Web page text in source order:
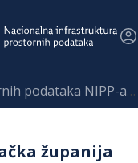
podataka NIPP-a
županija